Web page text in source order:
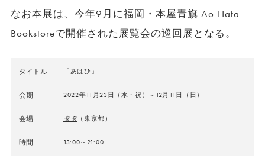
なお本展は、今年9月に福岡・本屋青旗 Ao-Hata
Bookstoreで開催された展覧会の巡回展となる。
タイトル 「あはひ 」
会期 2022年11月23日（水・祝）～12月11日（日）
会場 タタ （東京都）
時間 13:00～21:00